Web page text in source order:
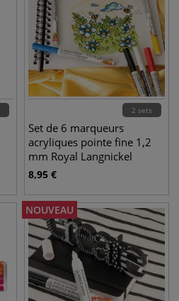
2 sets
Set de 6 marqueurs
acryliques pointe fine 1,2
mm Royal Langnickel
8,95 €
NOUVEAU